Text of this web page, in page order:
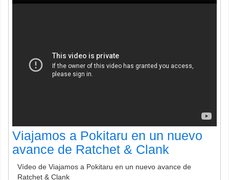
Viajamos a Pokitaru en un nuevo
avance de Ratchet & Clank
Vídeo de Viajamos a Pokitaru en un nuevo avance de
Ratchet & Clank